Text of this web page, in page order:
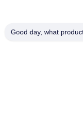
35 φθορίου χιλ.
Good day, what